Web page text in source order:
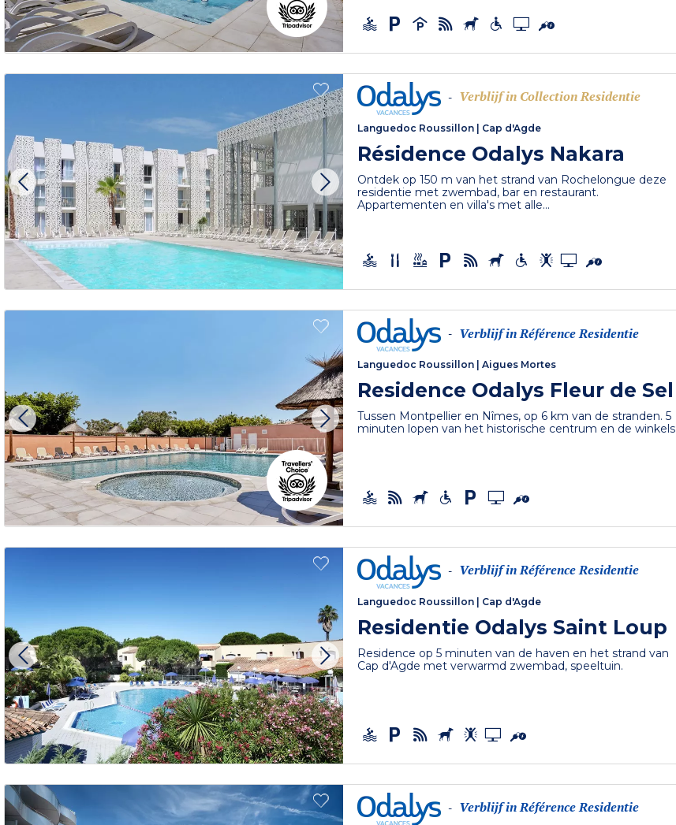
- Verblijf in Collection Residentie
Languedoc Roussillon Cap d'Agde
Résidence Odalys Nakara
Ontdek op 150 m van het strand van Rochelongue deze
residentie met zwembad, bar en restaurant.
Appartementen en villa's met alle...
- Verblijf in Référence Residentie
Languedoc Roussillon |Aigues Mortes
Residence Odalys Fleur de Sel
Tussen Montpellier en Nîmes, op 6 km van de stranden. 5
minuten lopen van het historische centrum en de winkels
- Verblijf in Référence Residentie
Languedoc Roussillon Cap d'Agde
Residentie Odalys Saint Loup
Residence op 5 minuten van de haven en het strand van
Cap d'Agde met verwarmd zwembad, speeltuin.
- Verblijf in Référence Residentie